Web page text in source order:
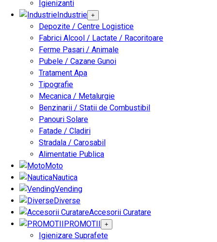
Igienizanti
Industrie +
Depozite / Centre Logistice
Fabrici Alcool / Lactate / Racoritoare
Ferme Pasari / Animale
Pubele / Cazane Gunoi
Tratament Apa
Tipografie
Mecanica / Metalurgie
Benzinarii / Statii de Combustibil
Panouri Solare
Fatade / Cladiri
Stradala / Carosabil
Alimentatie Publica
Moto
Nautica
Vending
Diverse
Accesorii Curatare
PROMOTII +
Igienizare Suprafete